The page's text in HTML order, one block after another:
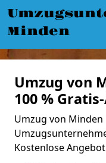
Minden
Umzug von
100 %
Umzug von Minden
Kostenlose